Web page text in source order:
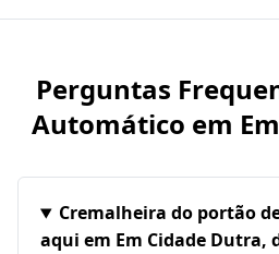
Perguntas
Automático em
Cremalheira do portão
aqui em Em Cidade Dutra,